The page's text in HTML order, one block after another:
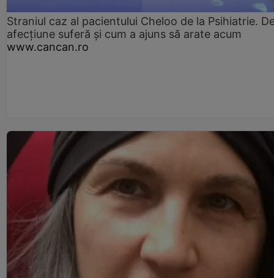
Straniul caz al pacientului Cheloo de la Psihiatrie.
afecțiune suferă și cum a ajuns să arate acum
www.cancan.ro